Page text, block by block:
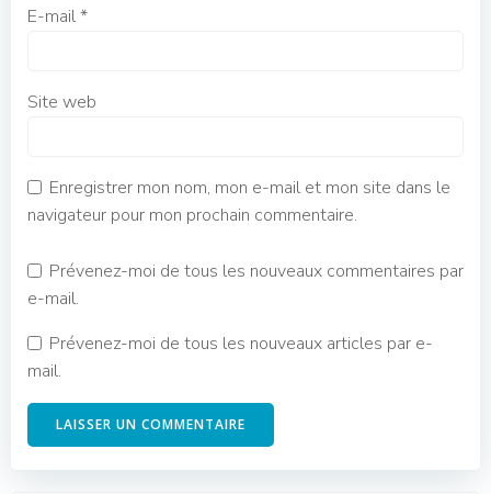
E-mail*
Site web
Enregistrer mon nom, mon e-mail et mon site dans le
navigateur pour mon prochain commentaire.
Prévenez-moi de tous les nouveaux commentaires par
e-mail.
Prévenez-moi de tous les nouveaux articles par e-
mail.